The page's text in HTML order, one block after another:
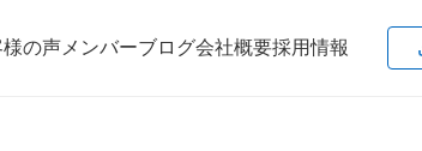
様の声 メンバーブログ会社概要採用情報